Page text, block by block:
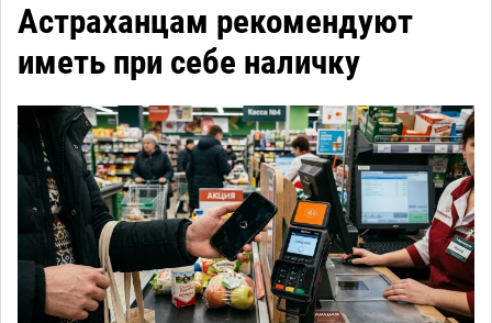
Астраханцам рекомендуют
иметь при себе наличку